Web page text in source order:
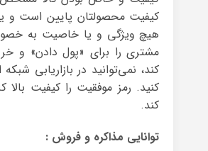
کیفیت محصولتان پایین است و
هیچ ویژگی و یا خاصیت به
مشتری را برای «پول دادن» و
کند، نمی‌توانید در بازاریابی
کنید. رمز موفقیت را کیفیت بالا
کند.
توانایی مذاکره و فروش :